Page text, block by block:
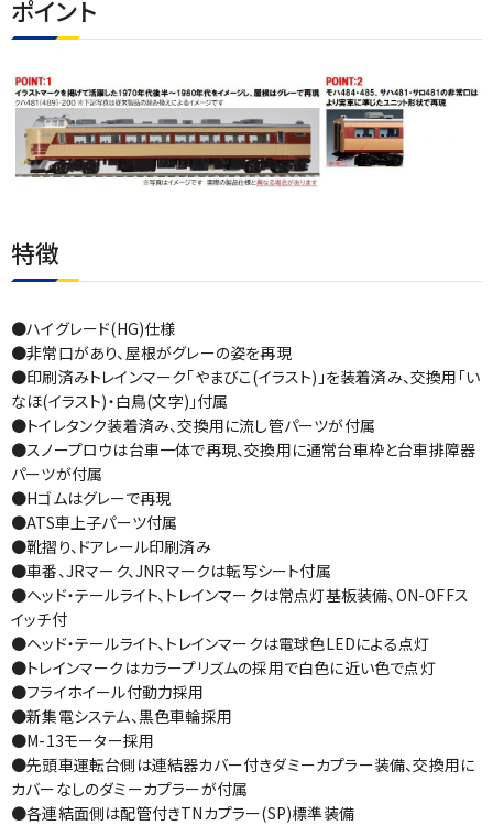
ポイント
特徴
●ハイグレード(HG)仕様
●非常口があり、屋根がグレーの姿を再現
●印刷済みトレインマーク「やまびこ(イラスト)」を装着済み、交換用「い
なほ(イラスト)・白鳥(文字)」付属
●トイレタンク装着済み、交換用に流し管パーツが付属
●スノープロウは台車一体で再現、交換用に通常台車枠と台車排障器
パーツが付属
●Hゴムはグレーで再現
●ATS車上子パーツ付属
●靴摺り、ドアレール印刷済み
●車番、JRマーク、JNRマークは転写シート付属
●ヘッド・テールライト、トレインマークは常点灯基板装備、ON-OFFス
イッチ付
●ヘッド・テールライト、トレインマークは電球色LEDによる点灯
●トレインマークはカラープリズムの採用で白色に近い色で点灯
●フライホイール付動力採用
●新集電システム、黒色車輪採用
●M-13モーター採用
●先頭車運転台側は連結器カバー付きダミーカプラー装備、交換用に
カバーなしのダミーカプラーが付属
●各連結面側は配管付きTNカプラー(SP)標準装備